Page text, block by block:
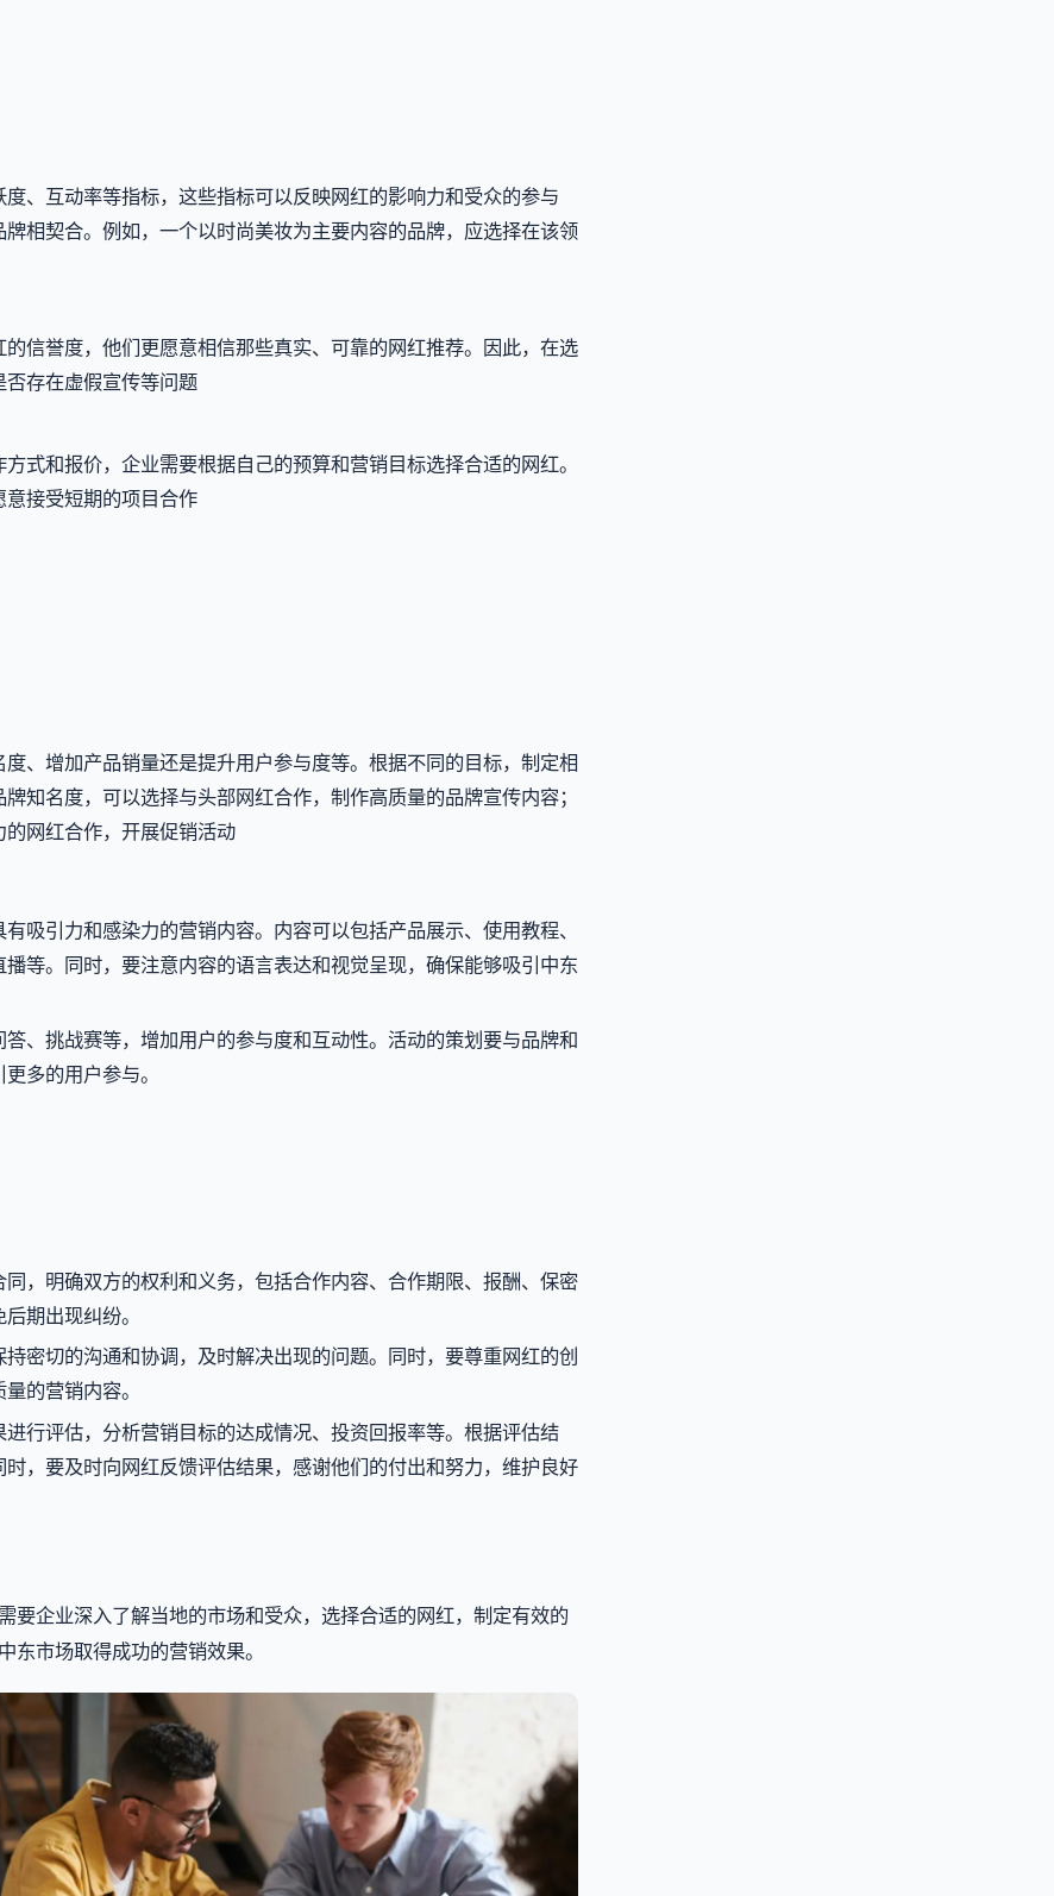
、互动率等指标，这些指标可以反映网红的影响力和受众的参与
相契合。例如，一个以时尚美妆为主要内容的品牌，应选择在该领
信誉度，他们更愿意相信那些真实、可靠的网红推荐。因此，在选
存在虚假宣传等问题
式和报价，企业需要根据自己的预算和营销目标选择合适的网红。
接受短期的项目合作
、增加产品销量还是提升用户参与度等。根据不同的目标，制定相
知名度，可以选择与头部网红合作，制作高质量的品牌宣传内容；
网红合作，开展促销活动
吸引力和感染力的营销内容。内容可以包括产品展示、使用教程、
等。同时，要注意内容的语言表达和视觉呈现，确保能够吸引中东
、挑战赛等，增加用户的参与度和互动性。活动的策划要与品牌和
多的用户参与。
，明确双方的权利和义务，包括合作内容、合作期限、报酬、保密
期出现纠纷。
密切的沟通和协调，及时解决出现的问题。同时，要尊重网红的创
的营销内容。
行评估，分析营销目标的达成情况、投资回报率等。根据评估结
，要及时向网红反馈评估结果，感谢他们的付出和努力，维护良好
要企业深入了解当地的市场和受众，选择合适的网红，制定有效的
市场取得成功的营销效果。